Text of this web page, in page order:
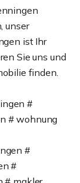
unser
ist Ihr
Sie uns und
finden.
#
# wohnung
#
#